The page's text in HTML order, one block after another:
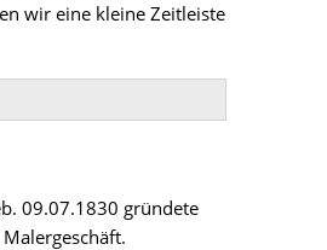
wir eine kleine Zeitleiste
09.07.1830 gründete